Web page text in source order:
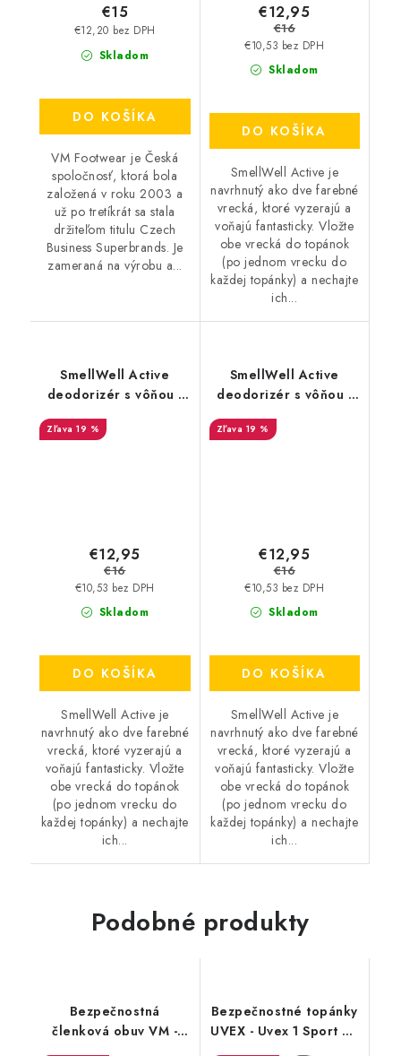
Skladom
€12,20 bez DPH
€15
DO KOŠÍKA
VM Footwear je Česká
spoločnosť, ktorá bola
založená v roku 2003 a
už po tretíkrát sa stala
držiteľom titulu Czech
Business Superbrands. Je
zameraná na výrobu a...
Skladom
€10,53 bez DPH
€12,95
€16
DO KOŠÍKA
SmellWell Active je
navrhnutý ako dve farebné
vrecká, ktoré vyzerajú a
voňajú fantasticky. Vložte
obe vrecká do topánok
(po jednom vrecku do
každej topánky) a nechajte
ich...
SmellWell Active
deodorizér s vôňou -
19 %
Skladom
€10,53 bez DPH
€12,95
€16
DO KOŠÍKA
SmellWell Active je
navrhnutý ako dve farebné
vrecká, ktoré vyzerajú a
voňajú fantasticky. Vložte
obe vrecká do topánok
(po jednom vrecku do
každej topánky) a nechajte
ich...
SmellWell Active
deodorizér s vôňou -
19 %
Skladom
€10,53 bez DPH
€12,95
€16
DO KOŠÍKA
SmellWell Active je
navrhnutý ako dve farebné
vrecká, ktoré vyzerajú a
voňajú fantasticky. Vložte
obe vrecká do topánok
(po jednom vrecku do
každej topánky) a nechajte
ich...
Podobné produkty
Bezpečnostná
členková obuv VM -
Wisconsin 2290-S3
Bezpečnostné topánky
UVEX - Uvex 1 Sport S3
SRC 6592 - Výpredaj